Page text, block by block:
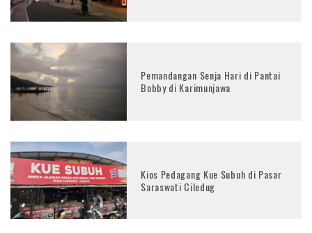
Pemandangan Senja Hari di Pantai
Bobby di Karimunjawa
Kios Pedagang Kue Subuh di Pasar
Saraswati Ciledug